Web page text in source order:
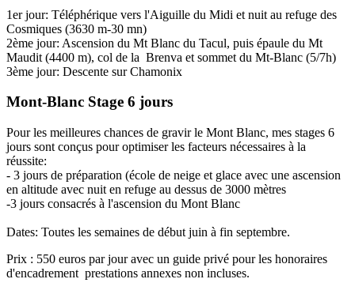
1er jour: Téléphérique vers l'Aiguille du Midi et nuit au refuge des
Cosmiques (3630 m-30 mn)
2ème jour: Ascension du Mt Blanc du Tacul, puis épaule du Mt
Maudit (4400 m), col de la Brenva et sommet du Mt-Blanc (5/7h)
3ème jour: Descente sur Chamonix
Mont-Blanc Stage 6 jours
Pour les meilleures chances de gravir le Mont Blanc, mes stages 6
jours sont conçus pour optimiser les facteurs nécessaires à la
réussite:
- 3 jours de préparation (école de neige et glace avec une ascension
en altitude avec nuit en refuge au dessus de 3000 mètres
-3 jours consacrés à l'ascension du Mont Blanc
Dates: Toutes les semaines de début juin à fin septembre.
Prix : 550 euros par jour avec un guide privé pour les honoraires
d'encadrement prestations annexes non incluses.